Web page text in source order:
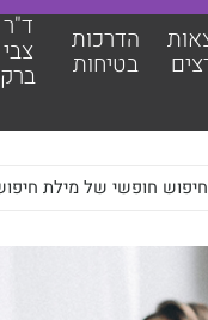
הדרכות
בטיחות
ד"ר
צבי
ברק
ומרצים
שלי ברק